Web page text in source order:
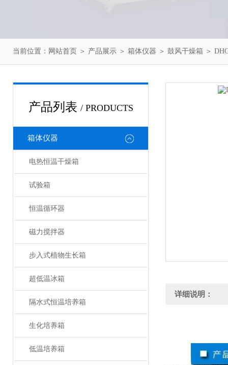
当前位置： 网站首页 ＞ 产品展示 ＞ 箱体仪器 ＞ 鼓风干燥箱 ＞
产品列表 / PRODUCTS
箱体仪器
电热恒温干燥箱
试验箱
恒温循环器
磁力搅拌器
步入式植物生长箱
超低温冰箱
隔水式恒温培养箱
生化培养箱
低温培养箱
详细说明：